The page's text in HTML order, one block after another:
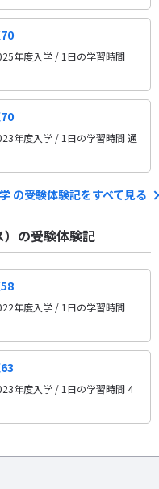
年度入学 / 1日の学習時間
年度入学 / 1日の学習時間 通
の受験体験記をすべて見る
）の受験体験記
年度入学 / 1日の学習時間
年度入学 / 1日の学習時間 4